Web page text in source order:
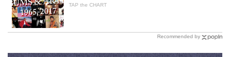
TAP the CHART
Recommended by